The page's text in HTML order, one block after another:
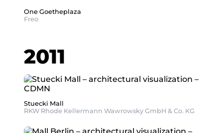
One Goetheplaza
Freo
2011
Stuecki Mall
RKW Rhode Kellermann Wawrowsky GmbH & Co. KG